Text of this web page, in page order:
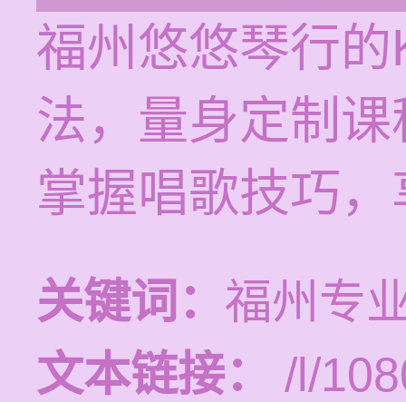
福州悠悠琴行
法，量身定制
掌握唱歌技巧
关键词： 福州专
文本链接：
/l/